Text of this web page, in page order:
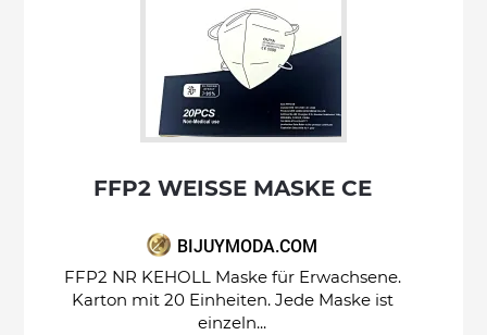
FFP2 WEISSE MASKE CE
BIJUYMODA.COM
FFP2 NR KEHOLL Maske für Erwachsene.
Karton mit 20 Einheiten. Jede Maske ist
einzeln...